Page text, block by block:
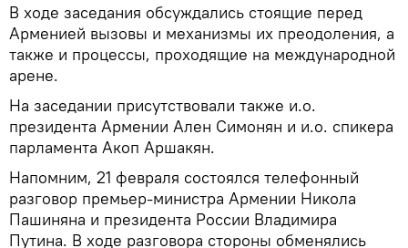
В ходе заседания обсуждались стоящие перед
Арменией вызовы и механизмы их преодоления, а
также и процессы, проходящие на международной
арене.
На заседании присутствовали также и.о.
президента Армении Ален Симонян и и.о. спикера
парламента Акоп Аршакян.
Напомним, 21 февраля состоялся телефонный
разговор премьер-министра Армении Никола
Пашиняна и президента России Владимира
Путина. В ходе разговора стороны обменялись